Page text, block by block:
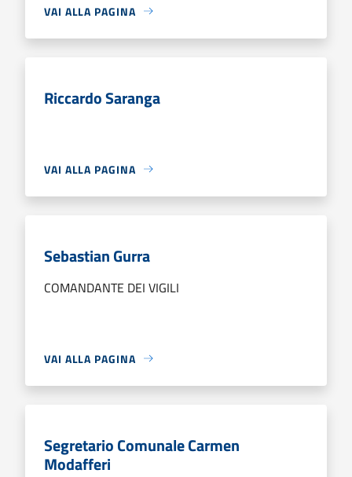
VAI ALLA PAGINA
Riccardo Saranga
VAI ALLA PAGINA
Sebastian Gurra
COMANDANTE DEI VIGILI
VAI ALLA PAGINA
Segretario Comunale Carmen
Modafferi